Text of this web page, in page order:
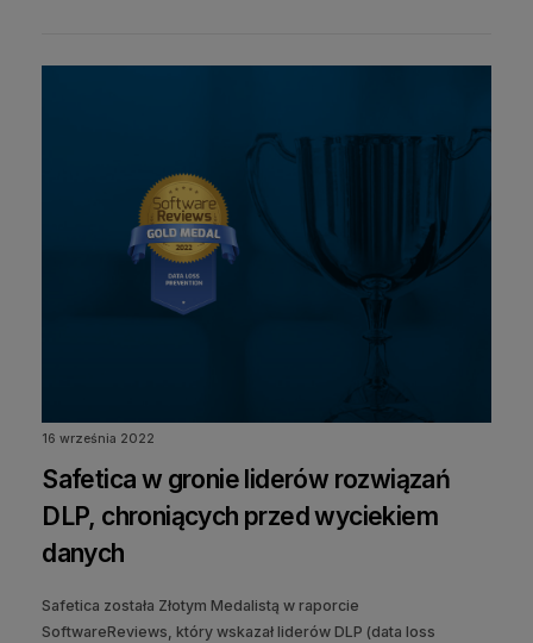
16 września 2022
Safetica w gronie liderów rozwiązań
DLP, chroniących przed wyciekiem
danych
Safetica została Złotym Medalistą w raporcie
SoftwareReviews, który wskazał liderów DLP (data loss